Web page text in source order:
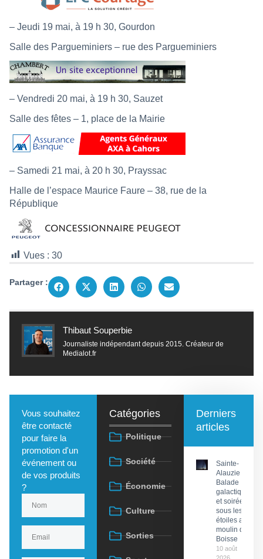
– Jeudi 19 mai, à 19 h 30, Gourdon
Salle des Pargueminiers – rue des Pargueminiers
– Vendredi 20 mai, à 19 h 30, Sauzet
Salle des fêtes – 1, place de la Mairie
– Samedi 21 mai, à 20 h 30, Prayssac
Halle de l’espace Maurice Faure – 38, rue de la
République
Vues : 30
Partager :
Thibaut Souperbie
Journaliste indépendant depuis 2015. Créateur de
Medialot.fr
Vous souhaitez
être contacté
pour faire la
promotion d'un
événement ou
de vos produits
?
Catégories
Politique
Société
Économie
Culture
Sorties
Derniers
articles
Sainte-
Alauzie :
Balade
galactique
et soirée
sous les
étoiles au
moulin de
Boisse
10 août